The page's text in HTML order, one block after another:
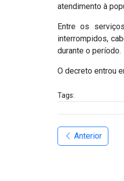
atendimento à
Entre os
interrompidos,
durante o período.
O decreto entrou
Tags:
Anterior